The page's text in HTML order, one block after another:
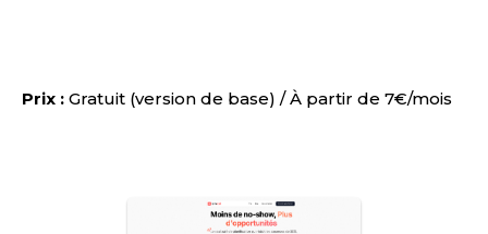
Prix : Gratuit (version de base) / À partir de 7€/mois